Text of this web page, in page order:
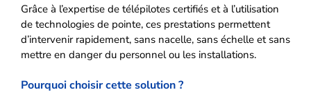
Grâce à l’expertise de télépilotes certifiés et à l’utilisation
de technologies de pointe, ces prestations permettent
d’intervenir rapidement, sans nacelle, sans échelle et sans
mettre en danger du personnel ou les installations.
Pourquoi choisir cette solution ?